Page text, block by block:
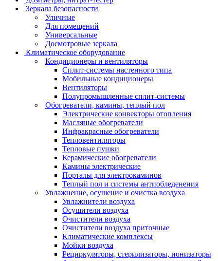
Зеркала безопасности
Уличные
Для помещений
Универсальные
Досмотровые зеркала
Климатическое оборудование
Кондиционеры и вентиляторы
Сплит-системы настенного типа
Мобильные кондиционеры
Вентиляторы
Полупромышленные сплит-системы
Обогреватели, камины, теплый пол
Электрические конвекторы отопления
Масляные обогреватели
Инфракрасные обогреватели
Тепловентиляторы
Тепловые пушки
Керамические обогреватели
Камины электрические
Порталы для электрокаминов
Теплый пол и системы антиобледенения
Увлажнение, осушение и очистка воздуха
Увлажнители воздуха
Осушители воздуха
Очистители воздуха
Очистители воздуха приточные
Климатические комплексы
Мойки воздуха
Рециркуляторы, стерилизаторы, ионизаторы